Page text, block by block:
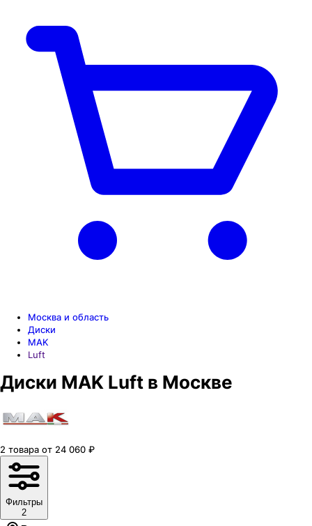
Москва и область
Диски
MAK
Luft
Диски MAK Luft в Москве
2 товара от 24 060 ₽
Фильтры
2